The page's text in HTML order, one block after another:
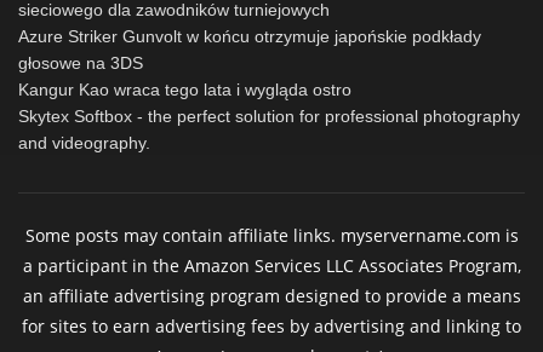
sieciowego dla zawodników turniejowych
Azure Striker Gunvolt w końcu otrzymuje japońskie podkłady
głosowe na 3DS
Kangur Kao wraca tego lata i wygląda ostro
Skytex Softbox - the perfect solution for professional photography
and videography.
Some posts may contain affiliate links. myservername.com is
a participant in the Amazon Services LLC Associates Program,
an affiliate advertising program designed to provide a means
for sites to earn advertising fees by advertising and linking to